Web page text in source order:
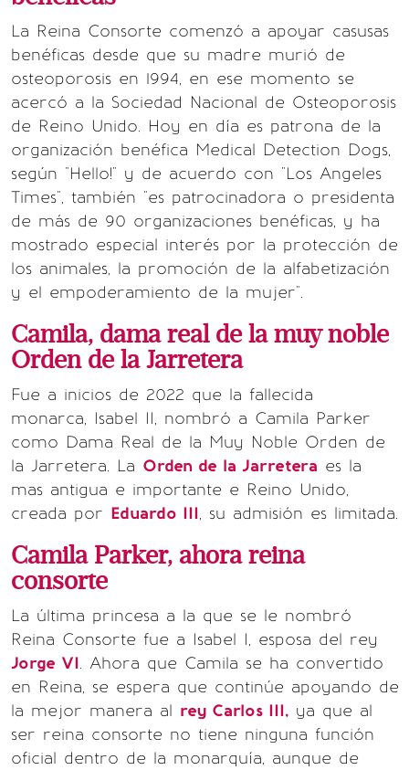
La Reina Consorte comenzó a apoyar casusas
benéficas desde que su madre murió de
osteoporosis en 1994, en ese momento se
acercó a la Sociedad Nacional de Osteoporosis
de Reino Unido. Hoy en día es patrona de la
organización benéfica Medical Detection Dogs,
según "Hello!" y de acuerdo con "Los Angeles
Times", también "es patrocinadora o presidenta
de más de 90 organizaciones benéficas, y ha
mostrado especial interés por la protección de
los animales, la promoción de la alfabetización
y el empoderamiento de la mujer".
Camila, dama real de la muy noble
Orden de la Jarretera
Fue a inicios de 2022 que la fallecida
monarca, Isabel II, nombró a Camila Parker
como Dama Real de la Muy Noble Orden de
la Jarretera. La Orden de la Jarretera es la
mas antigua e importante e Reino Unido,
creada por Eduardo III, su admisión es limitada.
Camila Parker, ahora reina
consorte
La última princesa a la que se le nombró
Reina Consorte fue a Isabel I, esposa del rey
Jorge VI. Ahora que Camila se ha convertido
en Reina, se espera que continúe apoyando de
la mejor manera al rey Carlos III, ya que al
ser reina consorte no tiene ninguna función
oficial dentro de la monarquía, aunque de